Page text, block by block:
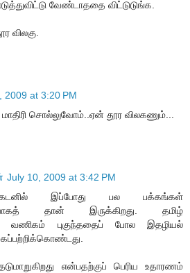
வேண்டாததை விட்டுடுங்க.
விலகு.
2009 at 3:20 PM
சொல்லுவோம்..ஏன் தூர விலகணும்...
July 10, 2009 at 3:42 PM
இப்போது பல பக்கங்கள்
தான் இருக்கிறது. தமிழ்
வணிகம் புகுந்ததைப் போல இதழியல்
என்பதற்குப் பெரிய உதாரணம்